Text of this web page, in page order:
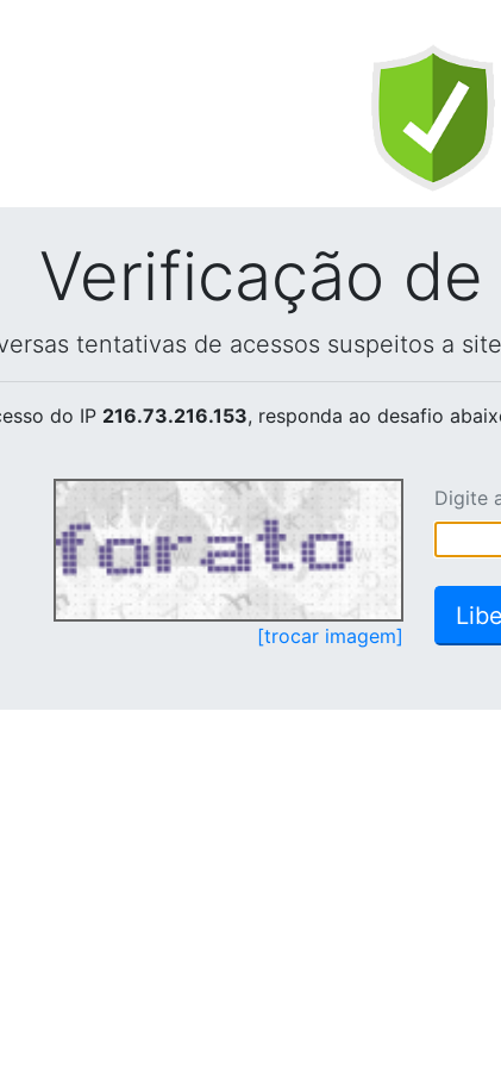
Verificação
tentativas de acessos suspeitos a
do IP 216.73.216.153, responda ao desafio
[trocar imagem]
Digite